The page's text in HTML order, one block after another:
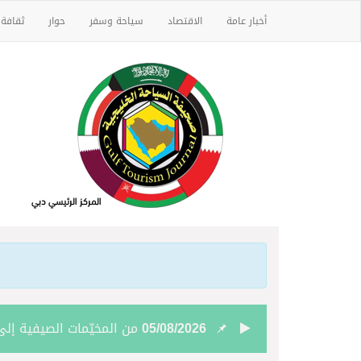
أخبار عامة الاقتصاد سياحة وسفر حوار ثقافة
05/08/2026 من المخيّمات الصيفية